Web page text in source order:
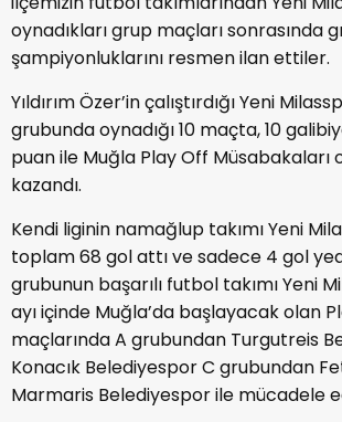
oynadıkları grup maçları sonrasında
şampiyonluklarını resmen ilan ettiler.
Yıldırım Özer’in çalıştırdığı Yeni
grubunda oynadığı 10 maçta, 10
puan ile Muğla Play Off Müsabakaları
kazandı.
Kendi liginin namağlup takımı Yeni
toplam 68 gol attı ve sadece 4 gol
grubunun başarılı futbol takımı Yeni
ayı içinde Muğla’da başlayacak olan
maçlarında A grubundan Turgutreis
Konacık Belediyespor C grubundan
Marmaris Belediyespor ile mücadele